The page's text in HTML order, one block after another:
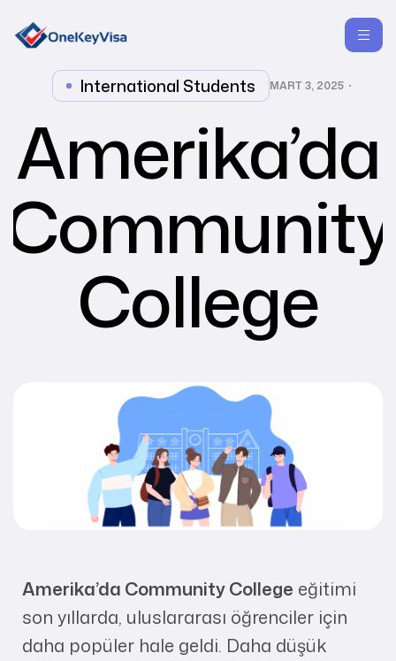
International Students MART 3, 2025
Amerika’da
Community
College
Amerika’da Community College eğitimi
son yıllarda, uluslararası öğrenciler için
daha popüler hale geldi. Daha düşük